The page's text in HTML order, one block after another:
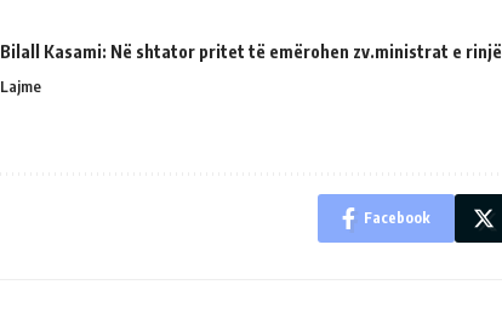
Bilall Kasami: Në shtator pritet të emërohen zv.ministrat e rinjë
Lajme
Facebook